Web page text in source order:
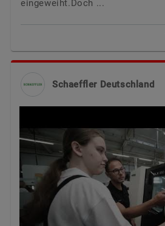
eingeweiht.Doch ...
Schaeffler Deutschland